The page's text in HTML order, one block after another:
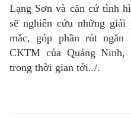
Lạng Sơn và căn cứ tình
sẽ nghiên cứu những giải
mắc, góp phần rút
CKTM của Quảng
trong thời gian tới../.